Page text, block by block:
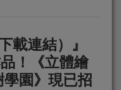
載連結）』
！《立體繪
園》現已招